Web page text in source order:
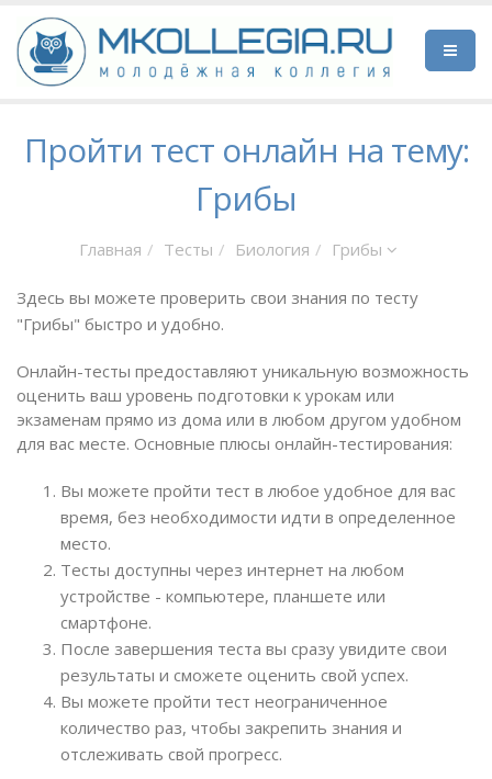
Пройти тест онлайн на тему:
Грибы
Главная Тесты Биология Грибы
Здесь вы можете проверить свои знания по тесту
"Грибы" быстро и удобно.
Онлайн-тесты предоставляют уникальную возможность
оценить ваш уровень подготовки к урокам или
экзаменам прямо из дома или в любом другом удобном
для вас месте. Основные плюсы онлайн-тестирования:
Вы можете пройти тест в любое удобное для вас
время, без необходимости идти в определенное
место.
Тесты доступны через интернет на любом
устройстве - компьютере, планшете или
смартфоне.
После завершения теста вы сразу увидите свои
результаты и сможете оценить свой успех.
Вы можете пройти тест неограниченное
количество раз, чтобы закрепить знания и
отслеживать свой прогресс.